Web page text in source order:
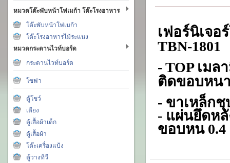
หมวดโต๊ะพับหน้าโฟเมก้า โต๊ะโรงอาหาร
โต๊ะพับหน้าโฟเมก้า
โต๊ะโรงอาหารไม้ระแนง
หมวดกระดานไวท์บอร์ด
กระดานไวท์บอร์ด
โซฟา
ตู้โชว์
เตียง
ตู้เสื้อผ้าเด็ก
ตู้เสื้อผ้า
โต๊ะเครื่องแป้ง
ตู้วางทีวี
เฟอร์นิเจอ
TBN-1801
- TOP เม
ติดขอบหน
- ขาเหล็ก
- แผ่นยึดห
ขอบหน 0.4